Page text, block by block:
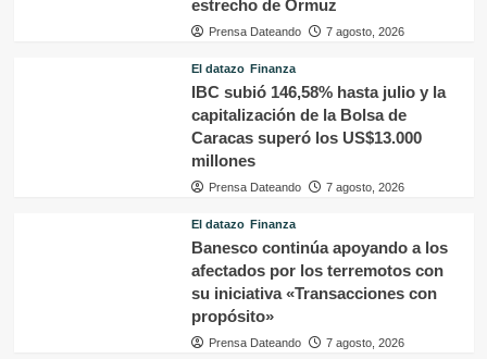
estrecho de Ormuz
Prensa Dateando 7 agosto, 2026
El datazo Finanza
IBC subió 146,58% hasta julio y la
capitalización de la Bolsa de
Caracas superó los US$13.000
millones
Prensa Dateando 7 agosto, 2026
El datazo Finanza
Banesco continúa apoyando a los
afectados por los terremotos con
su iniciativa «Transacciones con
propósito»
Prensa Dateando 7 agosto, 2026